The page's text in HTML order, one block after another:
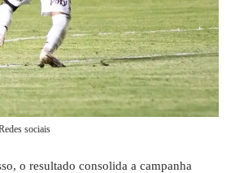
sociais
o resultado consolida a campanha